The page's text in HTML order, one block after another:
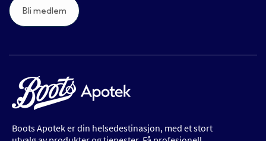
Bli medlem
Boots Apotek er din helsedestinasjon, med et stort